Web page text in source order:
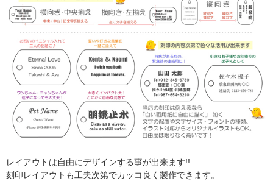
レイアウトは自由にデザインする事が出来ます!!
刻印レイアウトも工夫次第でカッコ良く製作できます。